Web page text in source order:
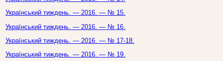
Український тиждень. — 2016. — № 15.
Український тиждень. — 2016. — № 16.
Український тиждень. — 2016. — № 17-18.
Український тиждень. — 2016. — № 19.